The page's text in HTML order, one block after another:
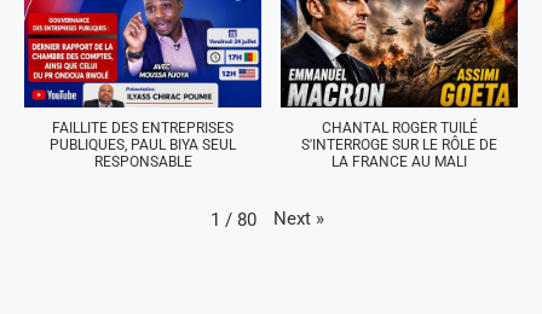
FAILLITE DES ENTREPRISES
PUBLIQUES, PAUL BIYA SEUL
RESPONSABLE
CHANTAL ROGER TUILÉ
S'INTERROGE SUR LE RÔLE DE
LA FRANCE AU MALI
1 / 80 Next »